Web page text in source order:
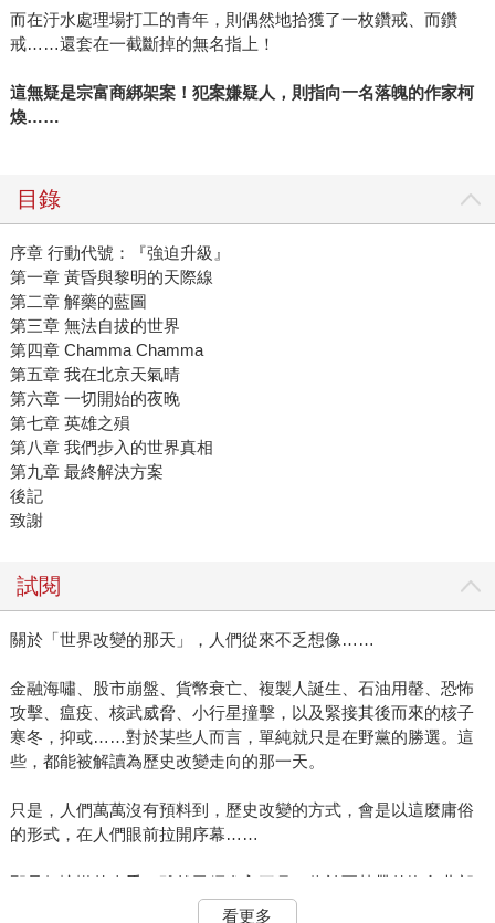
而在汙水處理場打工的青年，則偶然地拾獲了一枚鑽戒、而鑽
戒……還套在一截斷掉的無名指上！
這無疑是宗富商綁架案！犯案嫌疑人，則指向一名落魄的作家柯
煥……
目錄
序章 行動代號：『強迫升級』
第一章 黃昏與黎明的天際線
第二章 解藥的藍圖
第三章 無法自拔的世界
第四章 Chamma Chamma
第五章 我在北京天氣晴
第六章 一切開始的夜晚
第七章 英雄之殞
第八章 我們步入的世界真相
第九章 最終解決方案
後記
致謝
試閱
關於「世界改變的那天」，人們從來不乏想像……
金融海嘯、股市崩盤、貨幣衰亡、複製人誕生、石油用罄、恐怖
攻擊、瘟疫、核武威脅、小行星撞擊，以及緊接其後而來的核子
寒冬，抑或……對於某些人而言，單純就只是在野黨的勝選。這
些，都能被解讀為歷史改變走向的那一天。
只是，人們萬萬沒有預料到，歷史改變的方式，會是以這麼庸俗
的形式，在人們眼前拉開序幕……
那是個慵懶的春季，雖然已經進入三月，位於亞熱帶的海島北部
的這個盆地都市，陽光彷彿還沒醒過來，習慣性隔海抄襲北方鄰
看更多